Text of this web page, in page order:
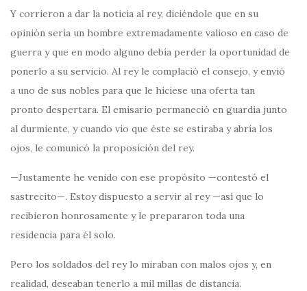
Y corrieron a dar la noticia al rey, diciéndole que en su
opinión sería un hombre extremadamente valioso en caso de
guerra y que en modo alguno debía perder la oportunidad de
ponerlo a su servicio. Al rey le complació el consejo, y envió
a uno de sus nobles para que le hiciese una oferta tan
pronto despertara. El emisario permaneció en guardia junto
al durmiente, y cuando vio que éste se estiraba y abría los
ojos, le comunicó la proposición del rey.
—Justamente he venido con ese propósito —contestó el
sastrecito—. Estoy dispuesto a servir al rey —así que lo
recibieron honrosamente y le prepararon toda una
residencia para él solo.
Pero los soldados del rey lo miraban con malos ojos y, en
realidad, deseaban tenerlo a mil millas de distancia.